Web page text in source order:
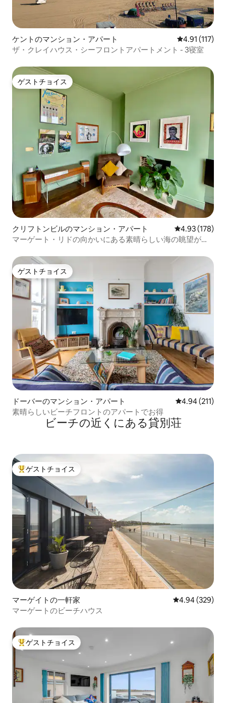
ケントのマンション・アパート レビュー117
4.91 (117)
ザ・クレイハウス・シーフロントアパートメント - 3寝室
ゲストチョイス
ゲストチョイス
クリフトンビルのマンション・アパート レビュー178
4.93 (178)
マーゲート・リドの向かいにある素晴らしい海の眺望が楽
ゲストチョイス
ゲストチョイス
ドーバーのマンション・アパート レビュー211
4.94 (211)
素晴らしいビーチフロントのアパートでお得
ビーチの近くにある貸別荘
大好評のゲストチョイスです。
ゲストチョイス
マーゲイトの一軒家 レビュー329
4.94 (329)
マーゲートのビーチハウス
大好評のゲストチョイスです。
ゲストチョイス